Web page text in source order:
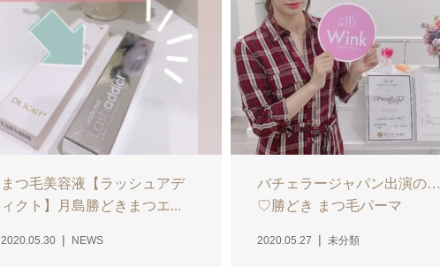
まつ毛美容液【ラッシュアデ
ィクト】月島勝どきまつエ...
2020.05.30 NEWS
バチェラージャパン出演の…
♡勝どき まつ毛パーマ
2020.05.27 未分類